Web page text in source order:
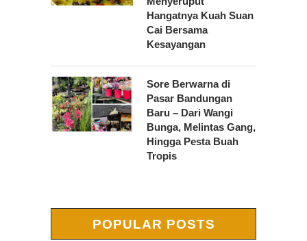
Hangatnya Kuah Suan
Cai Bersama
Kesayangan
Sore Berwarna di
Pasar Bandungan
Baru – Dari Wangi
Bunga, Melintas Gang,
Hingga Pesta Buah
Tropis
POPULAR POSTS